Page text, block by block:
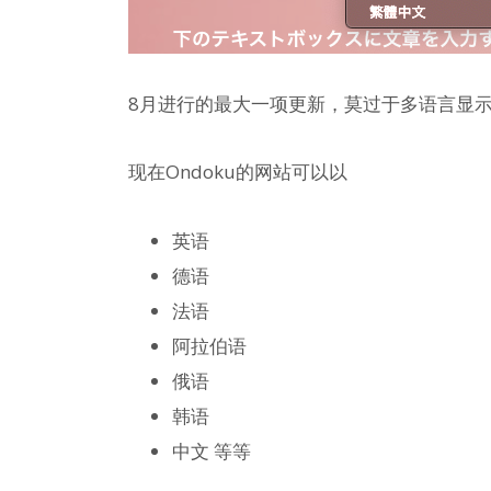
8月进行的最大一项更新，莫过于多语言显
现在Ondoku的网站可以以
英语
德语
法语
阿拉伯语
俄语
韩语
中文 等等